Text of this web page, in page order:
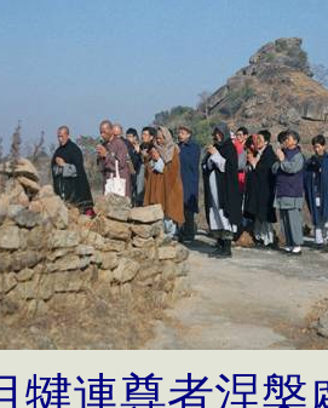
犍連尊者涅槃